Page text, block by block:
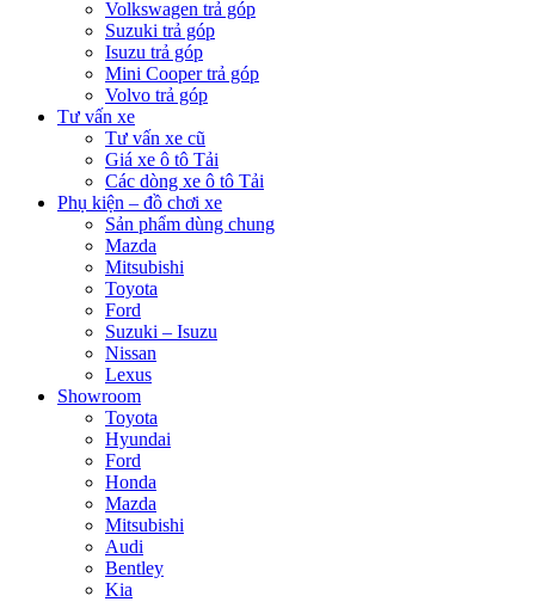
Volkswagen trả góp
Suzuki trả góp
Isuzu trả góp
Mini Cooper trả góp
Volvo trả góp
Tư vấn xe
Tư vấn xe cũ
Giá xe ô tô Tải
Các dòng xe ô tô Tải
Phụ kiện – đồ chơi xe
Sản phẩm dùng chung
Mazda
Mitsubishi
Toyota
Ford
Suzuki – Isuzu
Nissan
Lexus
Showroom
Toyota
Hyundai
Ford
Honda
Mazda
Mitsubishi
Audi
Bentley
Kia